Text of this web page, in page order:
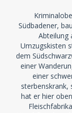
Südbadener,
Abteilung
Umzugskisten
dem
einer
einer
sterbenskrank,
hat er hier